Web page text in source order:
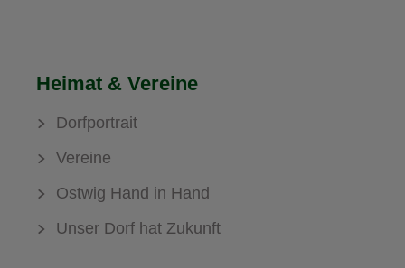
Heimat & Vereine
Dorfportrait
Vereine
Ostwig Hand in Hand
Unser Dorf hat Zukunft